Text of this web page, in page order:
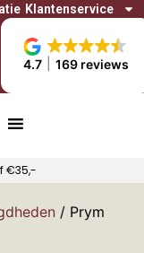
4.7 169 reviews
Klantenservice
€35,-
/ Prym